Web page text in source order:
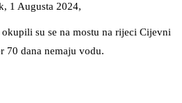
1 Augusta 2024,
su se na mostu na rijeci Cijevni
70 dana nemaju vodu.